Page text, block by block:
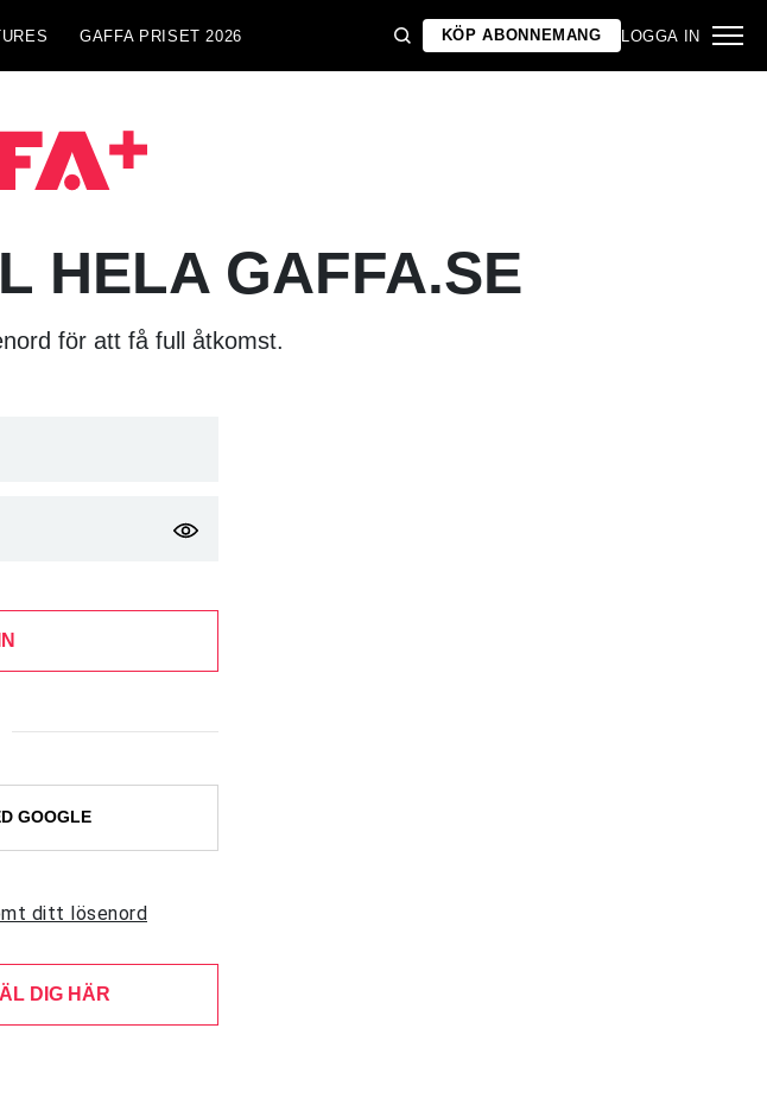
GAFFA PRISET 2026 KÖP ABONNEMANG LOGGA IN
HELA GAFFA.SE
för att få full åtkomst.
GOOGLE
ditt lösenord
DIG HÄR